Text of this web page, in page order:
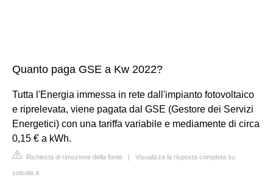
Quanto paga GSE a Kw 2022?
Tutta l'Energia immessa in rete dall'impianto fotovoltaico
e riprelevata, viene pagata dal GSE (Gestore dei Servizi
Energetici) con una tariffa variabile e mediamente di circa
0,15 € a kWh.
Richiesta di rimozione della fonte | Visualizza la risposta completa su
solsolis.it